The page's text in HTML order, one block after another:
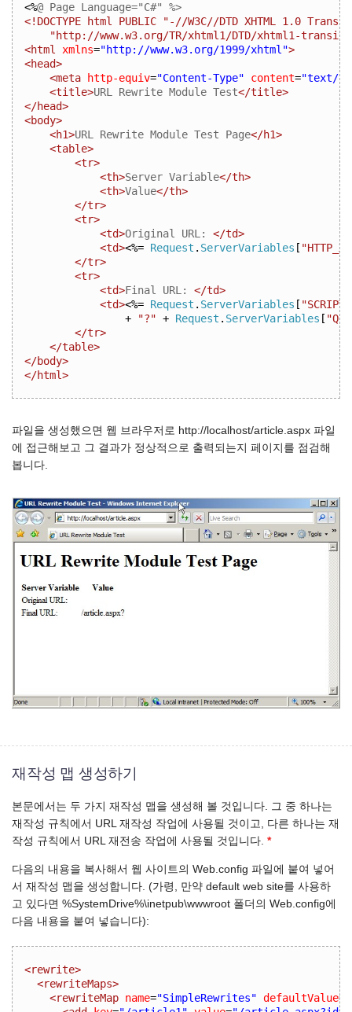
<%@ Page Language="C#" %>
<!DOCTYPE html PUBLIC "-//W3C//DTD XHTML 1.0
"http://www.w3.org/TR/xhtml1/DTD/xhtml1-
<html
xmlns="http://www.w3.org/1999/xhtml">
<head>
<meta
http-equiv="Content-Type" content="text/
<title>URL Rewrite Module Test</title>
</head>
<body>
<h1>URL Rewrite Module Test Page</h1>
<table>
<tr>
<th>Server Variable</th>
<th>Value</th>
</tr>
<tr>
<td>Original URL: </td>
<td><%= Request . ServerVariables [
</tr>
<tr>
<td>Final URL: </td>
<td><%= Request . ServerVariables [
+
"?" + Request . ServerVariables [
</tr>
</table>
</body>
</html>
파일을 생성했으면 웹 브라우저로 http://localhost/article.aspx 파일
에 접근해보고 그 결과가 정상적으로 출력되는지 페이지를 점검해
봅니다.
재작성 맵 생성하기
본문에서는 두 가지 재작성 맵을 생성해 볼 것입니다. 그 중 하나는
재작성 규칙에서 URL 재작성 작업에 사용될 것이고, 다른 하나는 재
작성 규칙에서 URL 재전송 작업에 사용될 것입니다. *
다음의 내용을 복사해서 웹 사이트의 Web.config 파일에 붙여 넣어
서 재작성 맵을 생성합니다. (가령, 만약 default web site를 사용하
고 있다면 %SystemDrive%\inetpub\wwwroot 폴더의 Web.config에
다음 내용을 붙여 넣습니다):
<rewrite>
<rewriteMaps>
<rewriteMap name="SimpleRewrites" defaultValue=